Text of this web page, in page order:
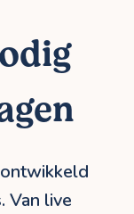
Van live